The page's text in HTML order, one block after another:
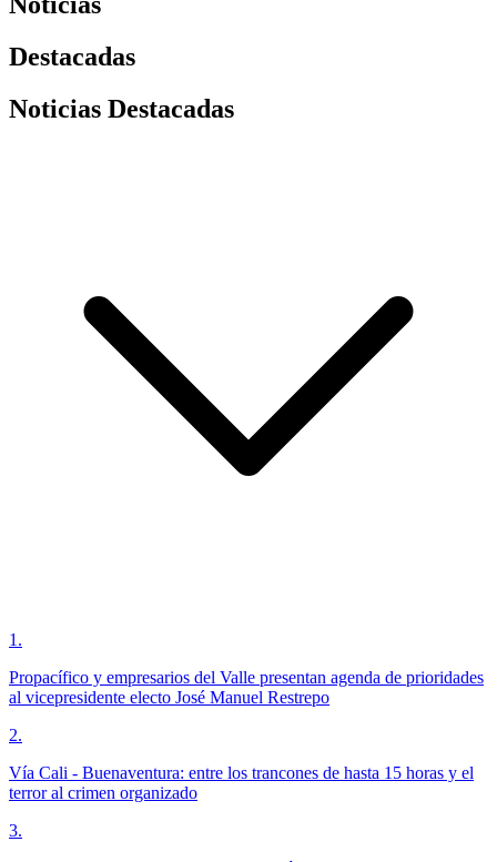
Destacadas
Noticias Destacadas
1 .
Propacífico y empresarios del Valle presentan agenda de prioridades
al vicepresidente electo José Manuel Restrepo
2.
Vía Cali - Buenaventura: entre los trancones de hasta 15 horas y el
terror al crimen organizado
3.